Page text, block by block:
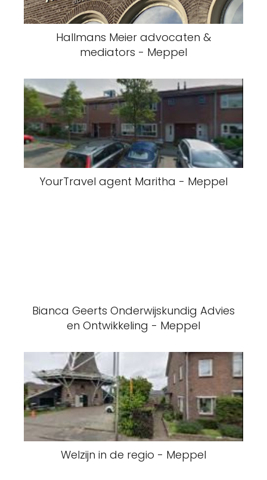
Hallmans Meier advocaten &
mediators - Meppel
YourTravel agent Maritha - Meppel
Bianca Geerts Onderwijskundig Advies
en Ontwikkeling - Meppel
Welzijn in de regio - Meppel